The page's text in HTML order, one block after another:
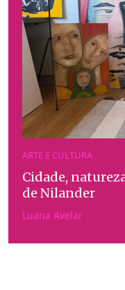
ARTE E CULTURA
Cidade,
de Nilander
Luana Avelar